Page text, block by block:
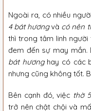
Ngoài ra, có nhiều
4 bát hươngvà có nên
thì trong tâm linh
đem đến sự may mắn.
bát hương hay có các
nhưng cũng không tốt.
Bên cạnh đó, việc thờ
trở nên chật chội và